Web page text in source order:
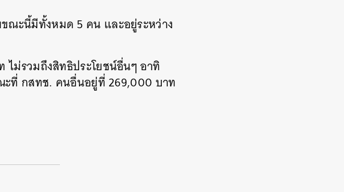
ณะนี้มีทั้งหมด 5 คน และอยู่ระหว่าง
ม่รวมถึงสิทธิประโยชน์อื่นๆ อาทิ
ะที่ กสทช. คนอื่นอยู่ที่ 269,000 บาท